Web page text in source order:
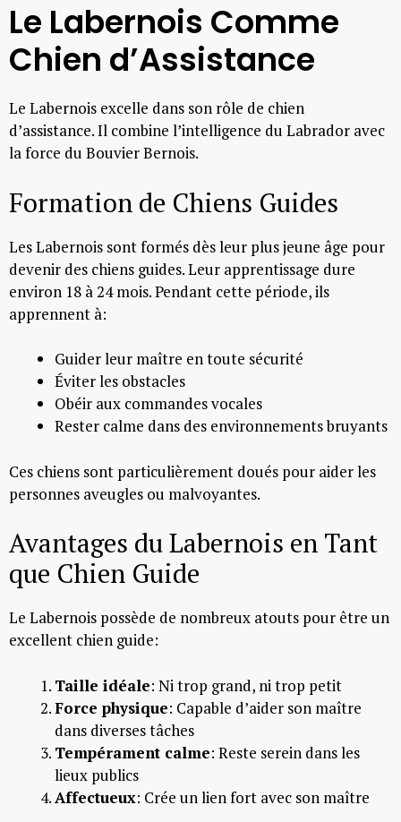
Le Labernois Comme
Chien d’Assistance
Le Labernois excelle dans son rôle de chien
d’assistance. Il combine l’intelligence du Labrador avec
la force du Bouvier Bernois.
Formation de Chiens Guides
Les Labernois sont formés dès leur plus jeune âge pour
devenir des chiens guides. Leur apprentissage dure
environ 18 à 24 mois. Pendant cette période, ils
apprennent à:
Guider leur maître en toute sécurité
Éviter les obstacles
Obéir aux commandes vocales
Rester calme dans des environnements bruyants
Ces chiens sont particulièrement doués pour aider les
personnes aveugles ou malvoyantes.
Avantages du Labernois en Tant
que Chien Guide
Le Labernois possède de nombreux atouts pour être un
excellent chien guide:
Taille idéale: Ni trop grand, ni trop petit
Force physique: Capable d’aider son maître
dans diverses tâches
Tempérament calme: Reste serein dans les
lieux publics
Affectueux: Crée un lien fort avec son maître